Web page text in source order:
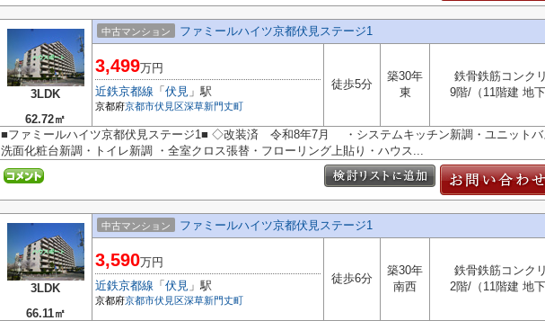
3LDK
62.72㎡
中古マンション ファミールハイツ京都伏見ステージ1
3,499万円
近鉄京都線 「 伏見 」駅
京都府京都市伏見区深草新門丈町
徒歩5分
築30年
東
鉄骨鉄筋コンク
9階/（11階建 地下
■ファミールハイツ京都伏見ステージ1■ ◇改装済 令和8年7月 ・システムキッチン新調・ユニットバ
洗面化粧台新調・トイレ新調 ・全室クロス張替・フローリング上貼り・ハウス...
3LDK
66.11㎡
中古マンション ファミールハイツ京都伏見ステージ1
3,590万円
近鉄京都線 「 伏見 」駅
京都府京都市伏見区深草新門丈町
徒歩6分
築30年
南西
鉄骨鉄筋コンク
2階/（11階建 地下